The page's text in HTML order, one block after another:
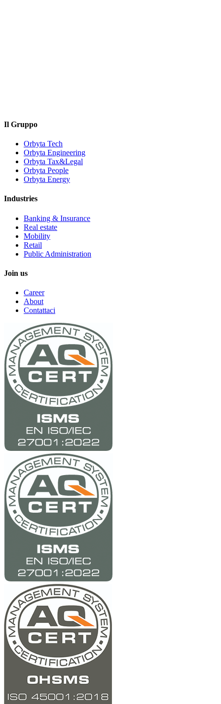
Il Gruppo
Orbyta Tech
Orbyta Engineering
Orbyta Tax&Legal
Orbyta People
Orbyta Energy
Industries
Banking & Insurance
Real estate
Mobility
Retail
Public Administration
Join us
Career
About
Contattaci